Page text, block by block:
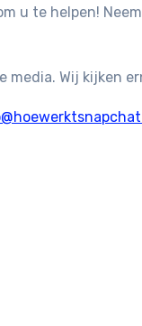
u te helpen!
Wij kijken